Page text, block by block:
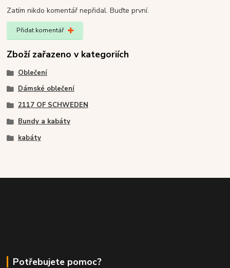
Zatím nikdo komentář nepřidal. Buďte první.
Přidat komentář
Zboží zařazeno v kategoriích
Oblečení
Dámské oblečení
2117 OF SCHWEDEN
Bundy a kabáty
kabáty
Potřebujete pomoc?